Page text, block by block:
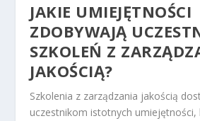
JAKIE UMIEJĘTNOŚCI
ZDOBYWAJĄ
SZKOLEŃ Z
JAKOŚCIĄ?
Szkolenia z zarządzania jakością
uczestnikom istotnych umiejętności,